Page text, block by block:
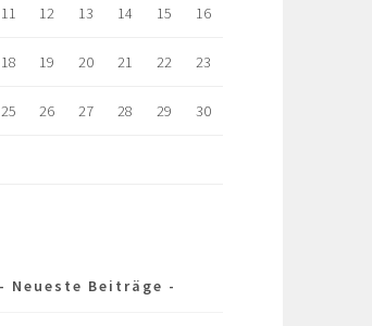
11 12 13 14 15 16
18 19 20 21 22 23
25 26 27 28 29 30
Neueste Beiträge